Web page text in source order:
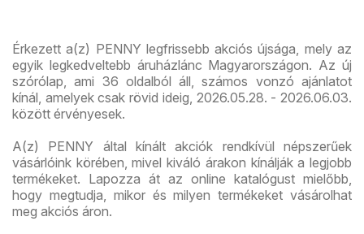
Érkezett a(z) PENNY legfrissebb akciós újsága, mely az
egyik legkedveltebb áruházlánc Magyarországon. Az új
szórólap, ami 36 oldalból áll, számos vonzó ajánlatot
kínál, amelyek csak rövid ideig, 2026.05.28. - 2026.06.03.
között érvényesek.
A(z) PENNY által kínált akciók rendkívül népszerűek
vásárlóink körében, mivel kiváló árakon kínálják a legjobb
termékeket. Lapozza át az online katalógust mielőbb,
hogy megtudja, mikor és milyen termékeket vásárolhat
meg akciós áron.